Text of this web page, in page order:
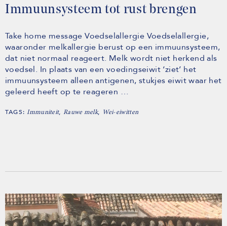
Immuunsysteem tot rust brengen
Take home message Voedselallergie Voedselallergie,
waaronder melkallergie berust op een immuunsysteem,
dat niet normaal reageert. Melk wordt niet herkend als
voedsel. In plaats van een voedingseiwit ‘ziet’ het
immuunsysteem alleen antigenen, stukjes eiwit waar het
geleerd heeft op te reageren …
TAGS:Immuniteit, Rauwe melk, Wei-eiwitten